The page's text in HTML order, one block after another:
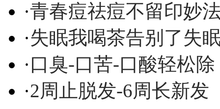
·青春痘祛痘不留印妙
·失眠我喝茶告别了失
·口臭-口苦-口酸轻松除
·2周止脱发-6周长新发